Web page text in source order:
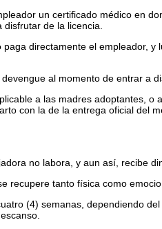
un certificado médico en
disfrutar de la licencia.
directamente el empleador, y
al momento de entrar a
a las madres adoptantes, o
con la de la entrega oficial del
no labora, y aun así, recibe
recupere tanto física como
(4) semanas, dependiendo